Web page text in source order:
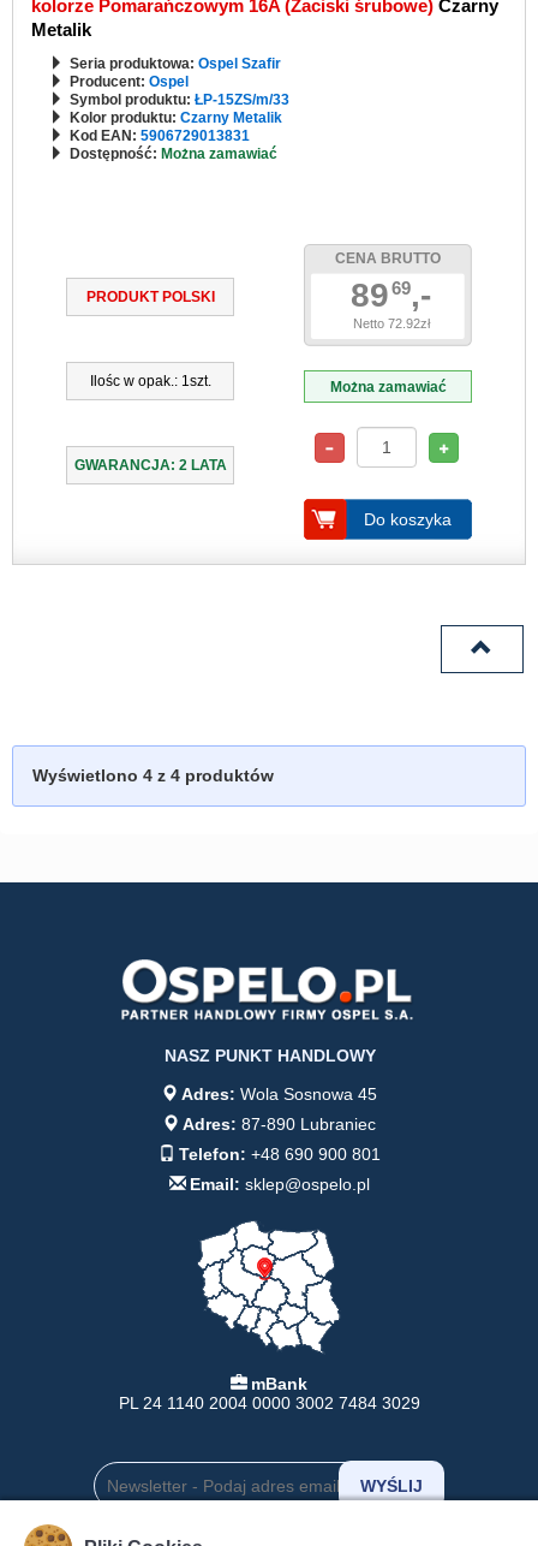
kolorze Pomarańczowym 16A (Zaciski śrubowe) Czarny
Metalik
Seria produktowa: Ospel Szafir
Producent: Ospel
Symbol produktu: ŁP-15ZS/m/33
Kolor produktu: Czarny Metalik
Kod EAN: 5906729013831
Dostępność: Można zamawiać
PRODUKT POLSKI
Ilośc w opak.: 1szt.
GWARANCJA: 2 LATA
CENA BRUTTO
8969,-
Netto 72.92zł
Można zamawiać
Do koszyka
Wyświetlono 4 z 4 produktów
NASZ PUNKT HANDLOWY
Adres: Wola Sosnowa 45
Adres: 87-890 Lubraniec
Telefon: +48 690 900 801
Email: sklep@ospelo.pl
mBank
PL 24 1140 2004 0000 3002 7484 3029